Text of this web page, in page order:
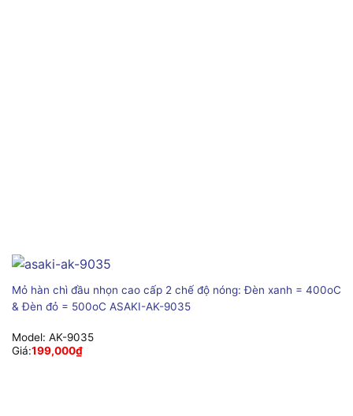
Mỏ hàn chì đầu nhọn cao cấp 2 chế độ nóng: Đèn xanh = 400oC
& Đèn đỏ = 500oC ASAKI-AK-9035
Model: AK-9035
Giá:199,000₫